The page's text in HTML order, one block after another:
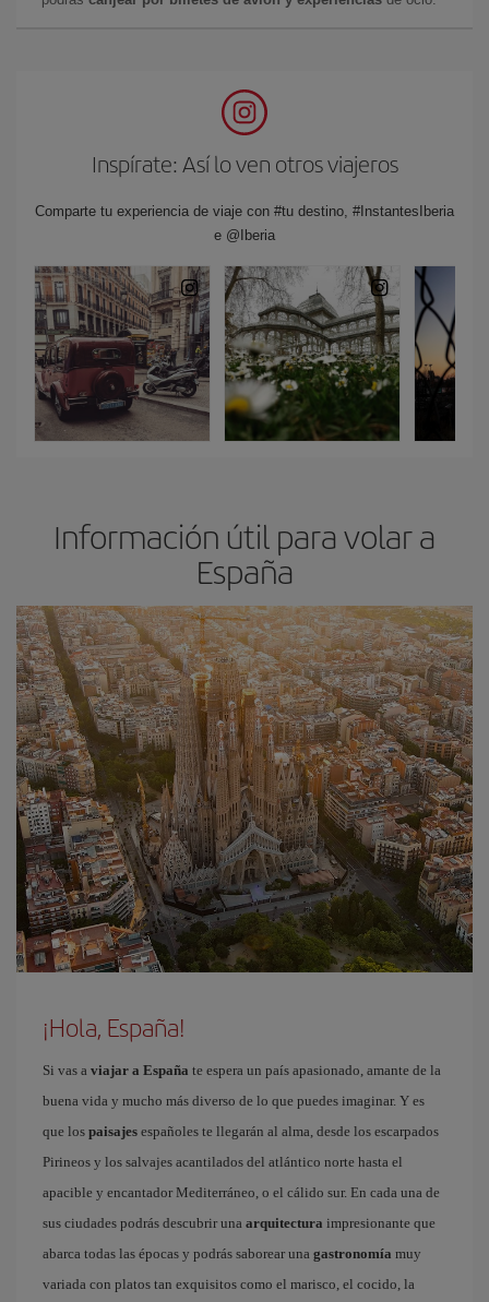
Inspírate: Así lo ven otros viajeros
Comparte tu experiencia de viaje con #tu destino, #InstantesIberia
e @Iberia
Información útil para volar a
España
¡Hola, España!
Si vas a viajar a España te espera un país apasionado, amante de la
buena vida y mucho más diverso de lo que puedes imaginar. Y es
que los paisajes españoles te llegarán al alma, desde los escarpados
Pirineos y los salvajes acantilados del atlántico norte hasta el
apacible y encantador Mediterráneo, o el cálido sur. En cada una de
sus ciudades podrás descubrir una arquitectura impresionante que
abarca todas las épocas y podrás saborear una gastronomía muy
variada con platos tan exquisitos como el marisco, el cocido, la